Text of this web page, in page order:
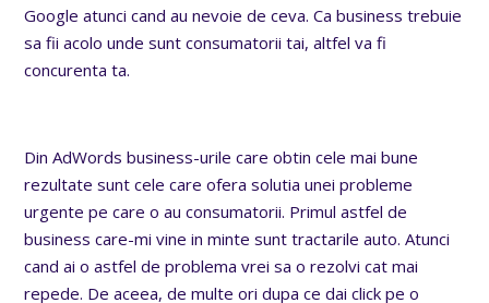
Google atunci cand au nevoie de ceva. Ca business trebuie
sa fii acolo unde sunt consumatorii tai, altfel va fi
concurenta ta.
Din AdWords business-urile care obtin cele mai bune
rezultate sunt cele care ofera solutia unei probleme
urgente pe care o au consumatorii. Primul astfel de
business care-mi vine in minte sunt tractarile auto. Atunci
cand ai o astfel de problema vrei sa o rezolvi cat mai
repede. De aceea, de multe ori dupa ce dai click pe o